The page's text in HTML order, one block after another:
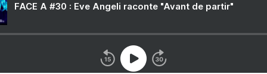
FACE A #30 : Eve Angeli raconte "Avant de partir"